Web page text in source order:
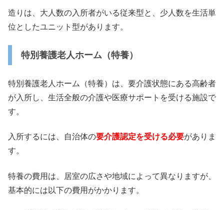
造りは、大人数の入所者がいる従来型と、少人数を生活単
位としたユニット型があります。
特別養護老人ホーム（特養）
特別養護老人ホーム（特養）は、要介護状態にある高齢者
が入所し、生活全般の介護や医療サポートを受ける施設で
す。
入所するには、自治体の要介護認定を受ける必要がありま
す。
特養の費用は、居室の広さや地域によって異なりますが、
基本的には以下の費用がかかります。